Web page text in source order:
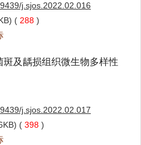
j.sjos.2022.02.016
( 288 )
及龋损组织微生物多样性
j.sjos.2022.02.017
( 398 )